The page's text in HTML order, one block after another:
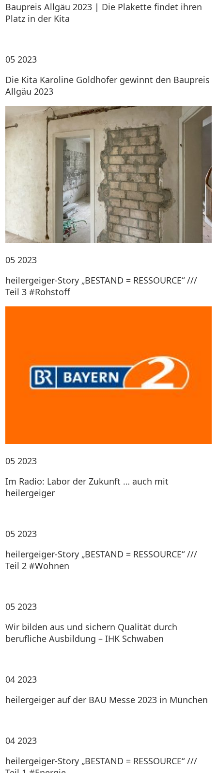
Baupreis Allgäu 2023 | Die Plakette findet ihren
Platz in der Kita
05 2023
Die Kita Karoline Goldhofer gewinnt den Baupreis
Allgäu 2023
05 2023
heilergeiger-Story „BESTAND = RESSOURCE“ ///
Teil 3 #Rohstoff
05 2023
Im Radio: Labor der Zukunft … auch mit
heilergeiger
05 2023
heilergeiger-Story „BESTAND = RESSOURCE“ ///
Teil 2 #Wohnen
05 2023
Wir bilden aus und sichern Qualität durch
berufliche Ausbildung – IHK Schwaben
04 2023
heilergeiger auf der BAU Messe 2023 in München
04 2023
heilergeiger-Story „BESTAND = RESSOURCE“ ///